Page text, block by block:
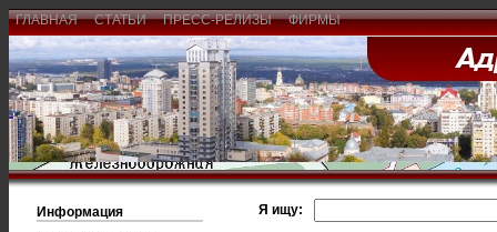
ГЛАВНАЯ СТАТЬИ ПРЕСС-РЕЛИЗЫ ФИРМЫ
Информация
Я ищу: